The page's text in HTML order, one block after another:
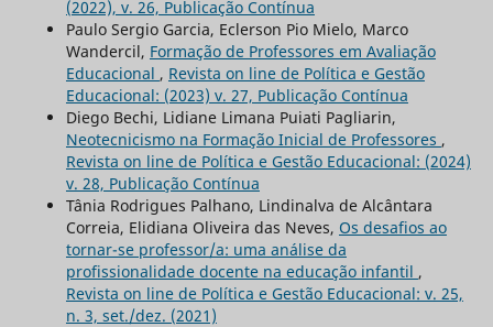
(2022), v. 26, Publicação Contínua
Paulo Sergio Garcia, Eclerson Pio Mielo, Marco
Wandercil, Formação de Professores em Avaliação
Educacional , Revista on line de Política e Gestão
Educacional: (2023) v. 27, Publicação Contínua
Diego Bechi, Lidiane Limana Puiati Pagliarin,
Neotecnicismo na Formação Inicial de Professores ,
Revista on line de Política e Gestão Educacional: (2024)
v. 28, Publicação Contínua
Tânia Rodrigues Palhano, Lindinalva de Alcântara
Correia, Elidiana Oliveira das Neves, Os desafios ao
tornar-se professor/a: uma análise da
profissionalidade docente na educação infantil ,
Revista on line de Política e Gestão Educacional: v. 25,
n. 3, set./dez. (2021)